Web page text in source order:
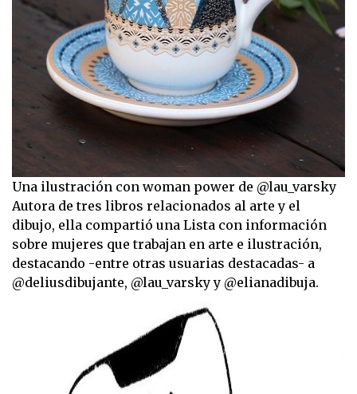
Una ilustración con woman power de @lau_varsky
Autora de tres libros relacionados al arte y el
dibujo, ella compartió una Lista con información
sobre mujeres que trabajan en arte e ilustración,
destacando -entre otras usuarias destacadas- a
@deliusdibujante, @lau_varsky y @elianadibuja.